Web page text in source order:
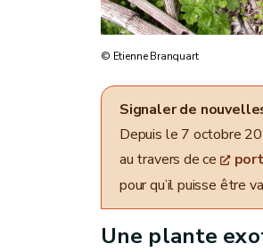
© Etienne Branquart
Signaler de
Depuis le 7 octobre
au travers de ce
pour qu’il puisse être
Une plante